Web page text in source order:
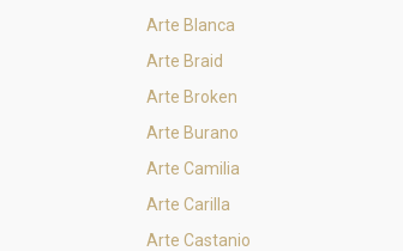
Arte Blanca
Arte Braid
Arte Broken
Arte Burano
Arte Camilia
Arte Carilla
Arte Castanio